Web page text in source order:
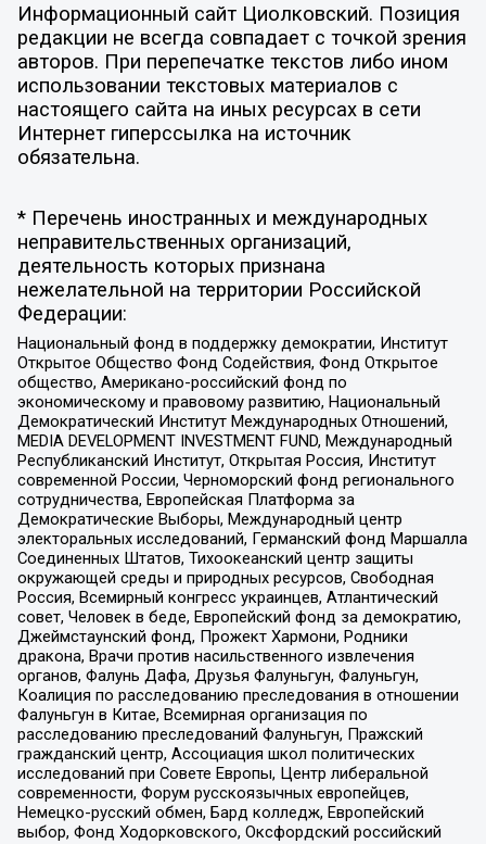
Информационный сайт Циолковский. Позиция
редакции не всегда совпадает с точкой зрения
авторов. При перепечатке текстов либо ином
использовании текстовых материалов с
настоящего сайта на иных ресурсах в сети
Интернет гиперссылка на источник
обязательна.
* Перечень иностранных и международных
неправительственных организаций,
деятельность которых признана
нежелательной на территории Российской
Федерации:
Национальный фонд в поддержку демократии, Институт
Открытое Общество Фонд Содействия, Фонд Открытое
общество, Американо-российский фонд по
экономическому и правовому развитию, Национальный
Демократический Институт Международных Отношений,
MEDIA DEVELOPMENT INVESTMENT FUND, Международный
Республиканский Институт, Открытая Россия, Институт
современной России, Черноморский фонд регионального
сотрудничества, Европейская Платформа за
Демократические Выборы, Международный центр
электоральных исследований, Германский фонд Маршалла
Соединенных Штатов, Тихоокеанский центр защиты
окружающей среды и природных ресурсов, Свободная
Россия, Всемирный конгресс украинцев, Атлантический
совет, Человек в беде, Европейский фонд за демократию,
Джеймстаунский фонд, Прожект Хармони, Родники
дракона, Врачи против насильственного извлечения
органов, Фалунь Дафа, Друзья Фалуньгун, Фалуньгун,
Коалиция по расследованию преследования в отношении
Фалуньгун в Китае, Всемирная организация по
расследованию преследований Фалуньгун, Пражский
гражданский центр, Ассоциация школ политических
исследований при Совете Европы, Центр либеральной
современности, Форум русскоязычных европейцев,
Немецко-русский обмен, Бард колледж, Европейский
выбор, Фонд Ходорковского, Оксфордский российский